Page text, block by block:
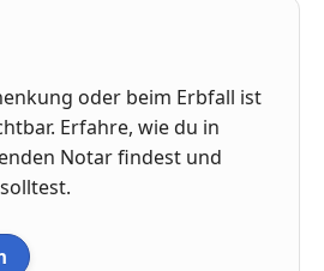
oder beim Erbfall ist
Erfahre, wie du in
Notar findest und